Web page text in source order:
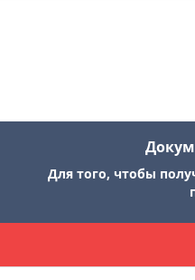
Для того, чтобы